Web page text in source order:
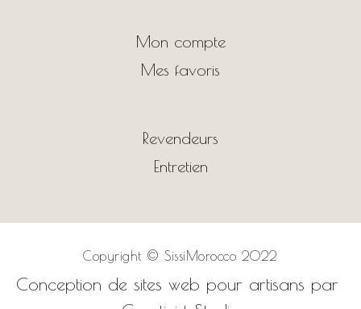
Mon compte
Mes favoris
Revendeurs
Entretien
Copyright ©SissiMorocco 2022
Conception de sites web pour artisans par